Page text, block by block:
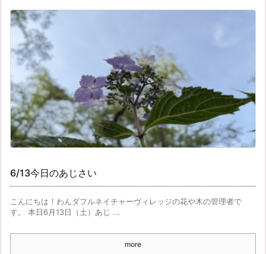
6/13今日のあじさい
こんにちは！わんダフルネイチャーヴィレッジの花や木の管理者で
す。 本日6月13日（土）あじ ...
more